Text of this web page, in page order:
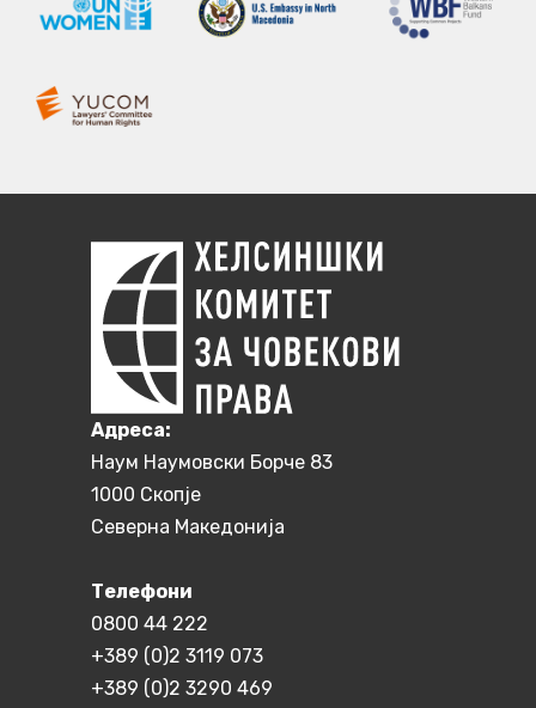
Aдреса:
Наум Наумовски Борче 83
1000 Скопје
Северна Македонија
Телефони
0800 44 222
+389 (0)2 3119 073
+389 (0)2 3290 469